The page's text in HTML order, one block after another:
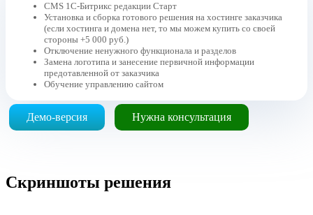
CMS 1C-Битрикс редакции Старт
Установка и сборка готового решения на хостинге заказчика
(если хостинга и домена нет, то мы можем купить со своей
стороны +5 000 руб.)
Отключение ненужного функционала и разделов
Замена логотипа и занесение первичной информации
предотавленной от заказчика
Обучение управлению сайтом
Демо-версия Нужна консультация
Скриншоты решения